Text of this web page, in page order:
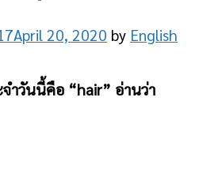
April 20, 2020 by English
ำวันนี้คือ “hair” อ่านว่า